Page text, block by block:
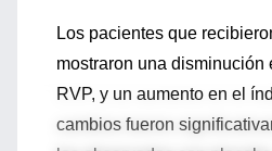
Los pacientes que
mostraron una disminución
RVP, y un aumento en el
cambios fueron